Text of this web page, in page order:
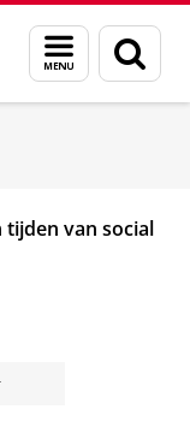
Menu
en
zoeken
Management &
van social